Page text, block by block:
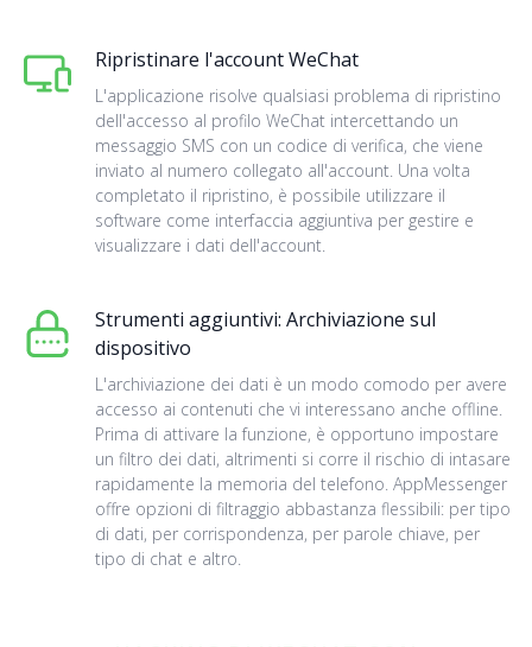
Ripristinare l'account WeChat
L'applicazione risolve qualsiasi problema di ripristino
dell'accesso al profilo WeChat intercettando un
messaggio SMS con un codice di verifica, che viene
inviato al numero collegato all'account. Una volta
completato il ripristino, è possibile utilizzare il
software come interfaccia aggiuntiva per gestire e
visualizzare i dati dell'account.
Strumenti aggiuntivi: Archiviazione sul
dispositivo
L'archiviazione dei dati è un modo comodo per avere
accesso ai contenuti che vi interessano anche offline.
Prima di attivare la funzione, è opportuno impostare
un filtro dei dati, altrimenti si corre il rischio di intasare
rapidamente la memoria del telefono. AppMessenger
offre opzioni di filtraggio abbastanza flessibili: per tipo
di dati, per corrispondenza, per parole chiave, per
tipo di chat e altro.